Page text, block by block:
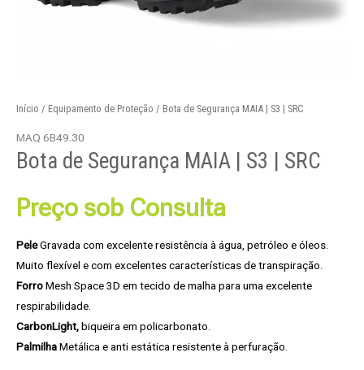
Início / Equipamento de Proteção / Bota de Segurança MAIA | S3 | SRC
MAQ 6B49.30
Bota de Segurança MAIA | S3 | SRC
Preço sob Consulta
PeleGravada com excelente resistência à água, petróleo e óleos.
Muito flexível e com excelentes características de transpiração.
ForroMesh Space 3D em tecido de malha para uma excelente
respirabilidade.
CarbonLight,biqueira em policarbonato.
PalmilhaMetálica e anti estática resistente à perfuração.